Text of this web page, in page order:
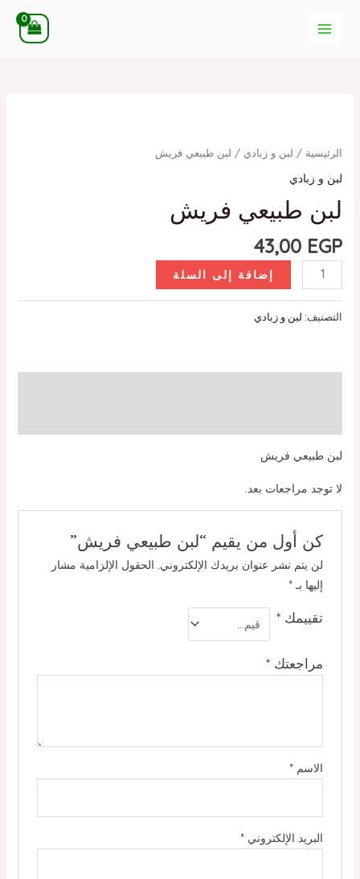
الرئيسية / لبن و زبادي / لبن طبيعي فريش
لبن و زبادي
لبن طبيعي فريش
43,00 EGP
طبيعي
إضافة إلى السلة
التصنيف: لبن و زبادي
لبن طبيعي فريش
لا توجد مراجعات بعد.
كن أول من يقيم “لبن طبيعي فريش”
لن يتم نشر عنوان بريدك الإلكتروني. الحقول الإلزامية مشار
إليها بـ*
تقييمك *
مراجعتك *
الاسم *
البريد الإلكتروني *